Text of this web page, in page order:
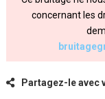
concernant les
Partagez-le avec